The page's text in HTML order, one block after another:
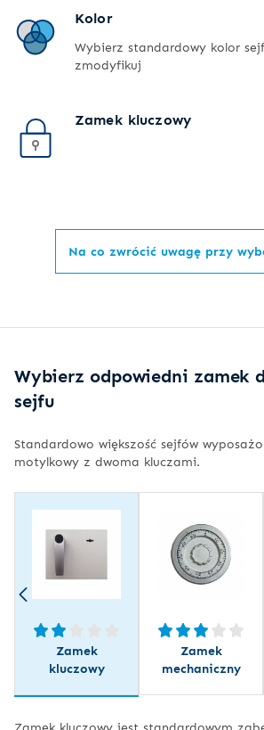
Kolor
Wybierz standardowy kolor
zmodyfikuj
Zamek kluczowy
Na co zwrócić uwagę przy
Wybierz odpowiedni zamek
sejfu
Standardowo większość sejfów
motylkowy z dwoma kluczami.
Zamek
kluczowy
Zamek
mechaniczny
Zamek kluczowy jest standardowym